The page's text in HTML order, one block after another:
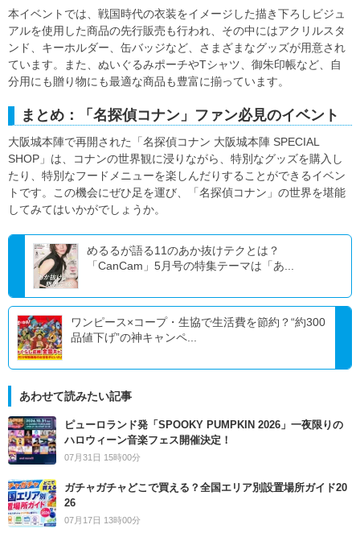
本イベントでは、戦国時代の衣装をイメージした描き下ろしビジュ
アルを使用した商品の先行販売も行われ、その中にはアクリルスタ
ンド、キーホルダー、缶バッジなど、さまざまなグッズが用意され
ています。また、ぬいぐるみポーチやTシャツ、御朱印帳など、自
分用にも贈り物にも最適な商品も豊富に揃っています。
まとめ：「名探偵コナン」ファン必見のイベント
大阪城本陣で再開された「名探偵コナン 大阪城本陣 SPECIAL
SHOP」は、コナンの世界観に浸りながら、特別なグッズを購入し
たり、特別なフードメニューを楽しんだりすることができるイベン
トです。この機会にぜひ足を運び、「名探偵コナン」の世界を堪能
してみてはいかがでしょうか。
めるるが語る11のあか抜けテクとは？
「CanCam」5月号の特集テーマは「あ...
ワンピース×コープ・生協で生活費を節約？“約300
品値下げ”の神キャンペ...
あわせて読みたい記事
ピューロランド発「SPOOKY PUMPKIN 2026」一夜限りの
ハロウィーン音楽フェス開催決定！
07月31日 15時00分
ガチャガチャどこで買える？全国エリア別設置場所ガイド20
26
07月17日 13時00分